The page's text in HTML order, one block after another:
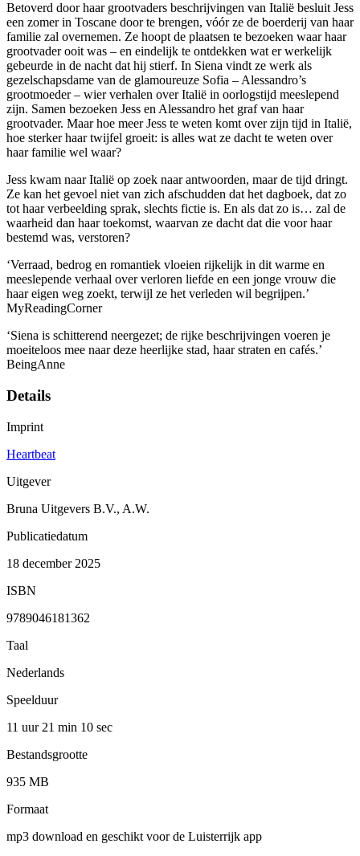
Betoverd door haar grootvaders beschrijvingen van Italië besluit Jess
een zomer in Toscane door te brengen, vóór ze de boerderij van haar
familie zal overnemen. Ze hoopt de plaatsen te bezoeken waar haar
grootvader ooit was – en eindelijk te ontdekken wat er werkelijk
gebeurde in de nacht dat hij stierf. In Siena vindt ze werk als
gezelschapsdame van de glamoureuze Sofia – Alessandro’s
grootmoeder – wier verhalen over Italië in oorlogstijd meeslepend
zijn. Samen bezoeken Jess en Alessandro het graf van haar
grootvader. Maar hoe meer Jess te weten komt over zijn tijd in Italië,
hoe sterker haar twijfel groeit: is alles wat ze dacht te weten over
haar familie wel waar?
Jess kwam naar Italië op zoek naar antwoorden, maar de tijd dringt.
Ze kan het gevoel niet van zich afschudden dat het dagboek, dat zo
tot haar verbeelding sprak, slechts fictie is. En als dat zo is… zal de
waarheid dan haar toekomst, waarvan ze dacht dat die voor haar
bestemd was, verstoren?
‘Verraad, bedrog en romantiek vloeien rijkelijk in dit warme en
meeslepende verhaal over verloren liefde en een jonge vrouw die
haar eigen weg zoekt, terwijl ze het verleden wil begrijpen.’
MyReadingCorner
‘Siena is schitterend neergezet; de rijke beschrijvingen voeren je
moeiteloos mee naar deze heerlijke stad, haar straten en cafés.’
BeingAnne
Details
Imprint
Heartbeat
Uitgever
Bruna Uitgevers B.V., A.W.
Publicatiedatum
18 december 2025
ISBN
9789046181362
Taal
Nederlands
Speelduur
11 uur 21 min 10 sec
Bestandsgrootte
935 MB
Formaat
mp3 download en geschikt voor de Luisterrijk app